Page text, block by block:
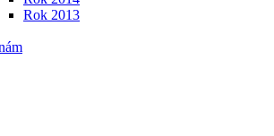
Rok 2013